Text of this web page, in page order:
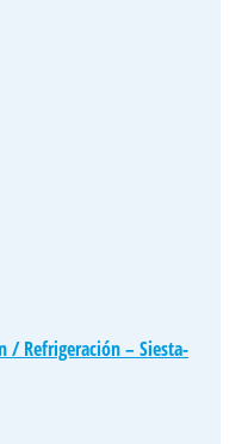
/ Refrigeración – Siesta-